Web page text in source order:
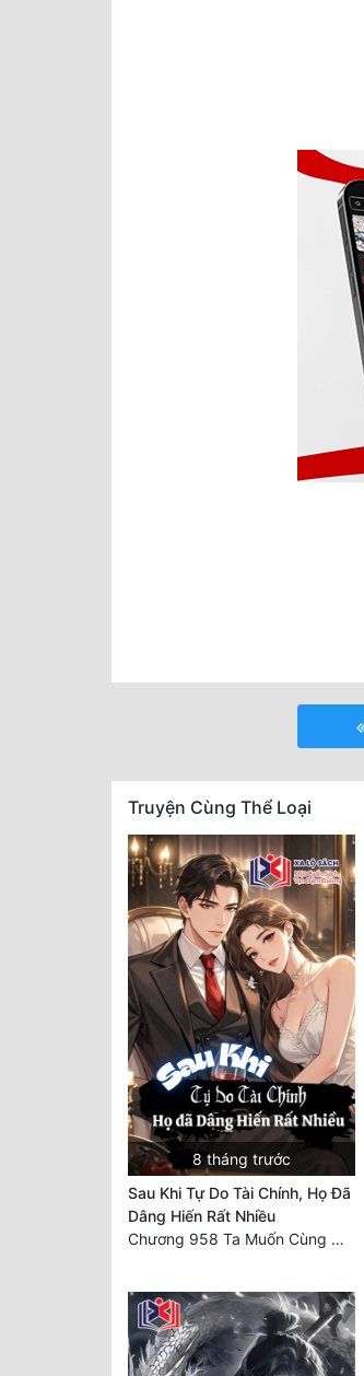
Truyện Cùng Thể Loại
8 tháng trước
Sau Khi Tự Do Tài Chính, Họ Đã
Dâng Hiến Rất Nhiều
Chương 958 Ta Muốn Cùng Các Cô Vĩnh Viễn Ở Bên Nhau (2) Hết